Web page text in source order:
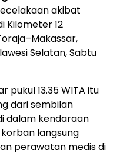
akibat
Kilometer 12
Selatan, Sabtu
pukul 13.35 WITA itu
dari sembilan
dalam kendaraan
langsung
perawatan medis di